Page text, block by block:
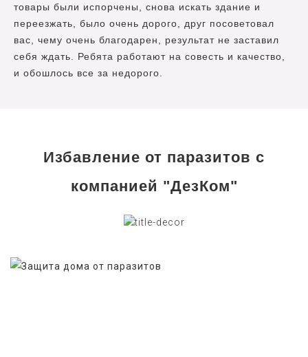
товары были испорчены, снова искать здание и
переезжать, было очень дорого, друг посоветовал
вас, чему очень благодарен, результат не заставил
себя ждать. Ребята работают на совесть и качество,
и обошлось все за недорого.
Избавление от паразитов с
компанией "ДезКом"